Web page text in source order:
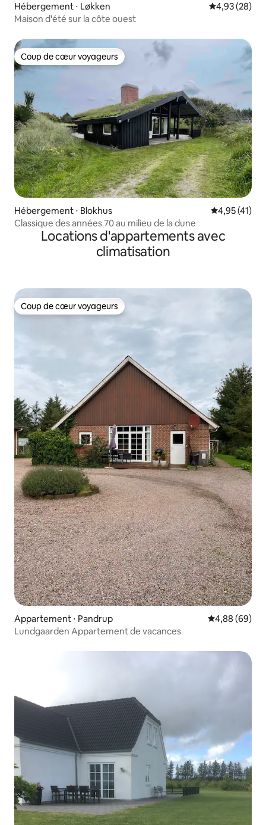
Hébergement ⋅ Løkken Évaluation
4,93 (28)
Maison d'été sur la côte ouest
Coup de cœur voyageurs
Coup de cœur voyageurs
Hébergement ⋅ Blokhus Évaluation
4,95 (41)
Classique des années 70 au milieu de la dune
Locations d'appartements avec
climatisation
Coup de cœur voyageurs
Coup de cœur voyageurs
Appartement ⋅ Pandrup Évaluation
4,88 (69)
Lundgaarden Appartement de vacances